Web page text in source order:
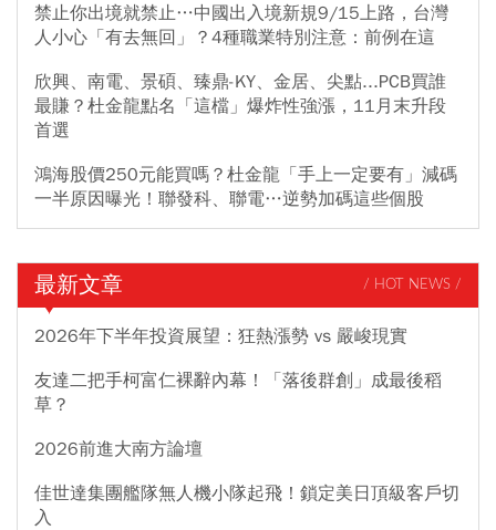
禁止你出境就禁止…中國出入境新規9/15上路，台灣
人小心「有去無回」？4種職業特別注意：前例在這
欣興、南電、景碩、臻鼎-KY、金居、尖點...PCB買誰
最賺？杜金龍點名「這檔」爆炸性強漲，11月末升段
首選
鴻海股價250元能買嗎？杜金龍「手上一定要有」減碼
一半原因曝光！聯發科、聯電…逆勢加碼這些個股
最新文章 / HOT NEWS /
2026年下半年投資展望：狂熱漲勢 vs 嚴峻現實
友達二把手柯富仁裸辭內幕！「落後群創」成最後稻
草？
2026前進大南方論壇
佳世達集團艦隊無人機小隊起飛！鎖定美日頂級客戶切
入